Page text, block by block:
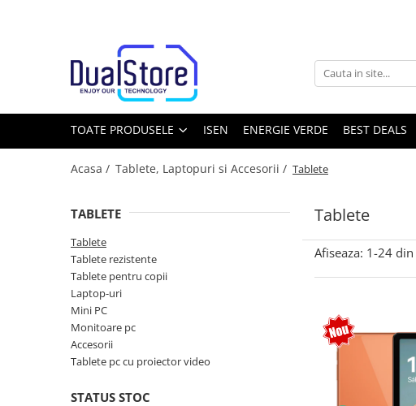
Producatori Telefoane Mobila
Telefoane mobile
Toate ( smart si clasice )
Telefoane cu proiector video
Telefoane (Smartphone) 5G
Telefoane cu camera termica
Telefoane clasice
Piese si accesorii telefoane mobile
Producatori telefoane
Telefoane mobile RugOne
Telefoane mobile Doogee
TOATE PRODUSELE ISEN ENERGIE VERDE BEST DEALS
Acasa / Tablete, Laptopuri si Accesorii / Tablete
Tablete
TABLETE
Tablete
Tablete rezistente
Tablete pentru copii
Laptop-uri
Mini PC
Monitoare pc
Accesorii
Tablete pc cu proiector video
STATUS STOC
Afiseaza: 1-24 din